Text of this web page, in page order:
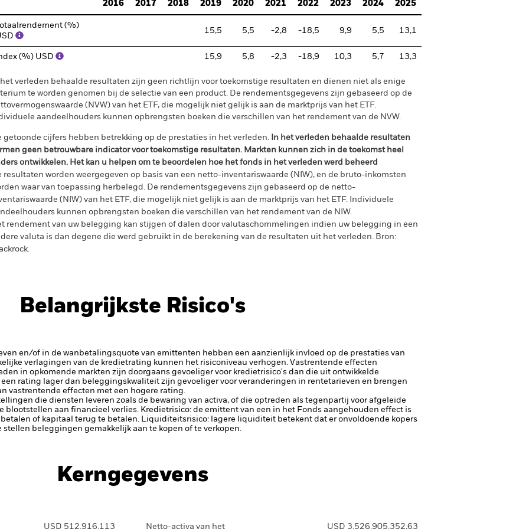
2016
2017 2018 2019 2020 2021 2022 2023 2024 2025
Totaalrendement (%)
15,5 5,5 -2,8 -18,5 9,9 5,5 13,1
(%) USD 15,9 5,8 -2,3 -18,9 10,3 5,7 13,3
het verleden behaalde resultaten zijn geen richtlijn voor toekomstige resultaten en dienen niet als enige
te worden genomen bij de selectie van een product. De rendementsgegevens zijn gebaseerd op de
(NVW) van het ETF, die mogelijk niet gelijk is aan de marktprijs van het ETF.
aandeelhouders kunnen opbrengsten boeken die verschillen van het rendement van de NVW.
getoonde cijfers hebben betrekking op de prestaties in het verleden. In het verleden behaalde resultaten
geen betrouwbare indicator voor toekomstige resultaten. Markten kunnen zich in de toekomst heel
ontwikkelen. Het kan u helpen om te beoordelen hoe het fonds in het verleden werd beheerd
resultaten worden weergegeven op basis van een netto-inventariswaarde (NIW), en de bruto-inkomsten
waar van toepassing herbelegd. De rendementsgegevens zijn gebaseerd op de netto-
(NIW) van het ETF, die mogelijk niet gelijk is aan de marktprijs van het ETF. Individuele
kunnen opbrengsten boeken die verschillen van het rendement van de NIW.
rendement van uw belegging kan stijgen of dalen door valutaschommelingen indien uw belegging in een
valuta is dan degene die werd gebruikt in de berekening van de resultaten uit het verleden. Bron:
Belangrijkste Risico's
en/of in de wanbetalingsquote van emittenten hebben een aanzienlijk invloed op de prestaties van
verlagingen van de kredietrating kunnen het risiconiveau verhogen. Vastrentende effecten
in opkomende markten zijn doorgaans gevoeliger voor kredietrisico's dan die uit ontwikkelde
rating lager dan beleggingskwaliteit zijn gevoeliger voor veranderingen in rentetarieven en brengen
vastrentende effecten met een hogere rating.
die diensten leveren zoals de bewaring van activa, of die optreden als tegenpartij voor afgeleide
blootstellen aan financieel verlies. Kredietrisico: de emittent van een in het Fonds aangehouden effect is
of kapitaal terug te betalen. Liquiditeitsrisico: lagere liquiditeit betekent dat er onvoldoende kopers
beleggingen gemakkelijk aan te kopen of te verkopen.
Kerngegevens
USD 512.916.113 Netto-activa van het USD 3.526.905.352,63